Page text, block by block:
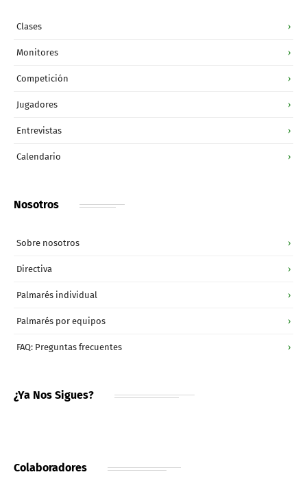
Clases ›
Monitores ›
Competición ›
Jugadores ›
Entrevistas ›
Calendario ›
Nosotros
Sobre nosotros ›
Directiva ›
Palmarés individual ›
Palmarés por equipos ›
FAQ: Preguntas frecuentes ›
¿Ya Nos Sigues?
Colaboradores